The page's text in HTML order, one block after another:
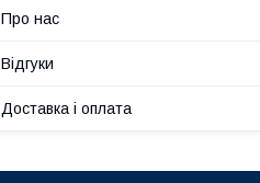
Про нас
Відгуки
Доставка і оплата